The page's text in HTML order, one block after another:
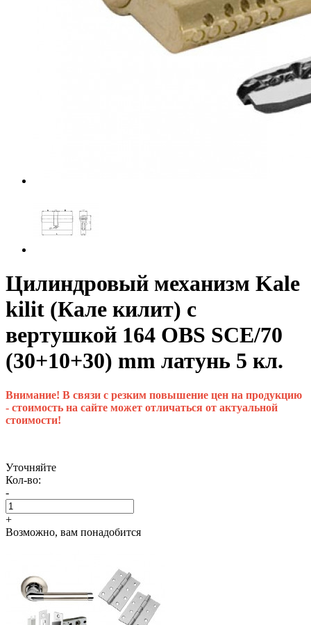
Цилиндровый механизм Kale
kilit (Кале килит) с
вертушкой 164 OBS SCE/70
(30+10+30) mm латунь 5 кл.
Внимание! В связи с резким повышение цен на продукцию
- стоимость на сайте может отличаться от актуальной
стоимости!
Уточняйте
Кол-во:
-
+
Возможно, вам понадобится